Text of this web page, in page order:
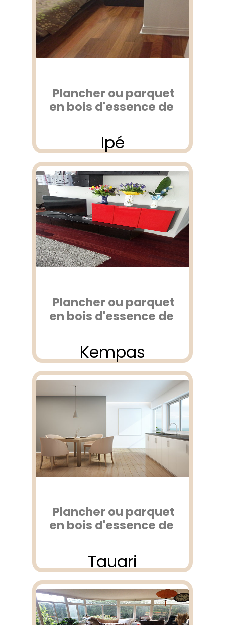
Plancher ou parquet
en bois d'essence de
Ipé
Plancher ou parquet
en bois d'essence de
Kempas
Plancher ou parquet
en bois d'essence de
Tauari